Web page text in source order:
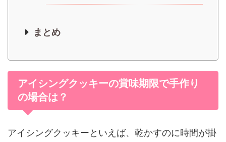
まとめ
アイシングクッキーの賞味期限で手作り
の場合は？
アイシングクッキーといえば、乾かすのに時間が掛